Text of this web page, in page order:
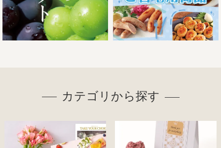
カテゴリから探す